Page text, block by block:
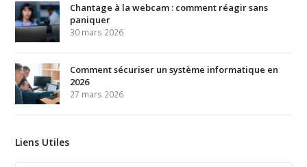
Chantage à la webcam : comment réagir sans
paniquer
30 mars 2026
Comment sécuriser un système informatique en
2026
27 mars 2026
Liens Utiles